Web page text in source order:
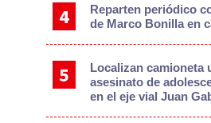
Reparten periódico
de Marco Bonilla en
Localizan camioneta
asesinato de
en el eje vial Juan